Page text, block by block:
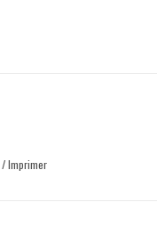
/Imprimer